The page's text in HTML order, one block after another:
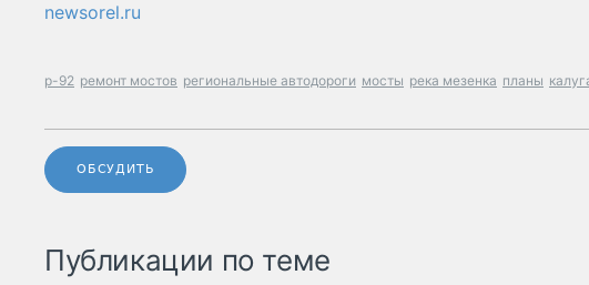
newsorel.ru
р-92 ремонт мостов региональные автодороги мосты река мезенка планы
ОБСУДИТЬ
Публикации по теме